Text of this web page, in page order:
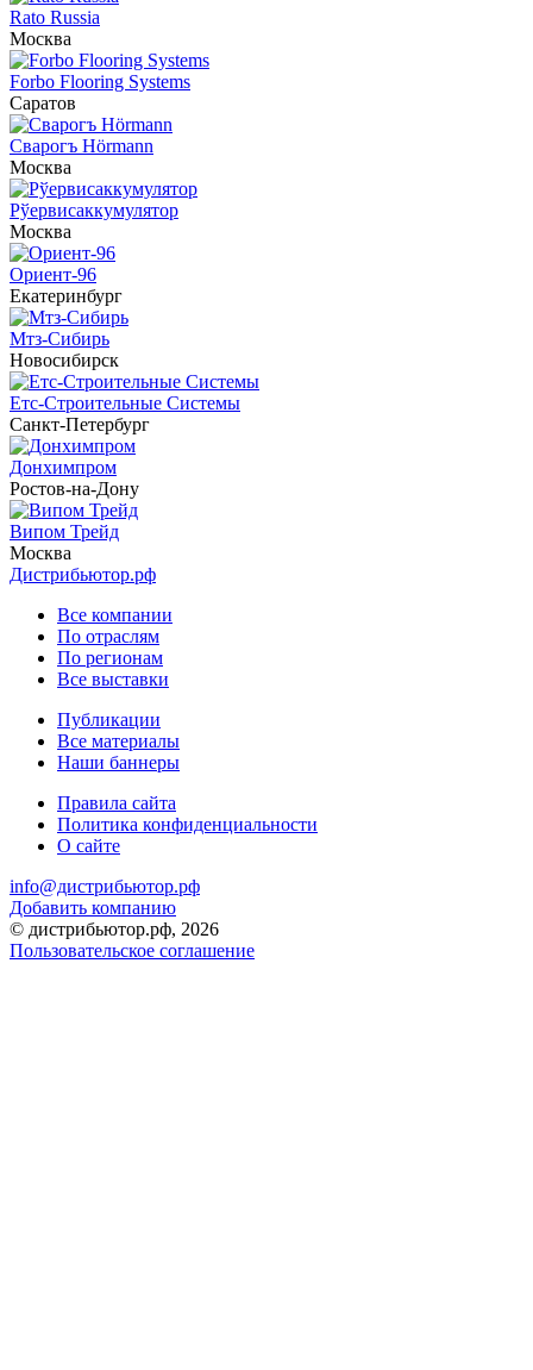
Rato Russia
Москва
Forbo Flooring Systems
Саратов
Сварогъ Hörmann
Москва
Рўервисаккумулятор
Москва
Ориент-96
Екатеринбург
Мтз-Сибирь
Новосибирск
Етс-Строительные Системы
Санкт-Петербург
Донхимпром
Ростов-на-Дону
Випом Трейд
Москва
Дистрибьютор.рф
Все компании
По отраслям
По регионам
Все выставки
Публикации
Все материалы
Наши баннеры
Правила сайта
Политика конфиденциальности
О сайте
info@дистрибьютор.рф
Добавить компанию
© дистрибьютор.рф, 2026
Пользовательское соглашение